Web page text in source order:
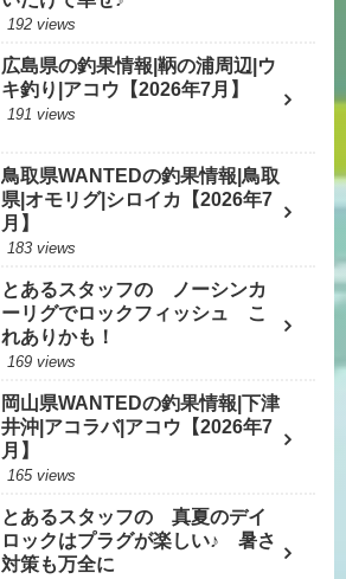
192 views
広島県の釣果情報|鞆の浦周辺|ウ
キ釣り|アコウ【2026年7月】
191 views
鳥取県WANTEDの釣果情報|鳥取
県|オモリグ|シロイカ【2026年7
月】
183 views
とあるスタッフの ノーシンカ
ーリグでロックフィッシュ こ
れありかも！
169 views
岡山県WANTEDの釣果情報|下津
井沖|アコラバ|アコウ【2026年7
月】
165 views
とあるスタッフの 真夏のデイ
ロックはプラグが楽しい♪ 暑さ
対策も万全に